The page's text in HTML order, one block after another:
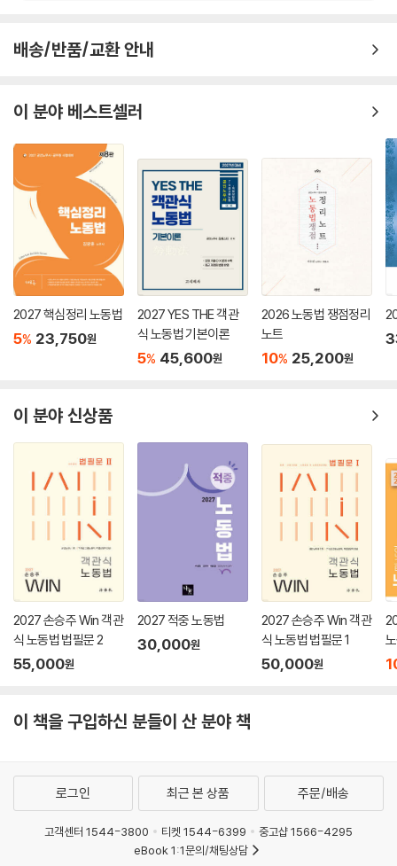
서 70% 이상은 정답을 맞출 수 있습니다.
작업에 최선을 다해주신 우리팀 연구실장 김유정 노무사님께 이 자리를 빌
어 감사의 인사를 드립니다. 특히 본 교재명의 모티브가 된 사랑하는 아들
‘도하’를 비롯하여 소중하고 든든한 가족들에게는 항상 감사한 마음을 가
지고 살고 있습니다. 마지막으로, ‘물가에 이르다’라는 의미의 ‘도하(到
河)’ 노동법으로 학습하는 모든 수험생들이 합격의 길에 이를 수 있기를 간
절히 소망합니다.
2025년 1월
편저자 공인노무사
김기범 드림
배송/반품/교환 안내
이 분야 베스트셀러
2027 핵심정리 노동법
5% 23,750원
2027 YES THE 객관
식 노동법 기본이론
5% 45,600원
2026 노동법 쟁점정리
노트
10% 25,200원
이 분야 신상품
2027 손승주 Win 객관
식 노동법 법필문 2
55,000원
2027 적중 노동법
30,000원
2027 손승주 Win 객관
식 노동법 법필문 1
50,000원
이 책을 구입하신 분들이 산 분야 책
로그인 최근 본 상품 주문/배송
고객센터 1544-3800 티켓 1544-6399
중고샵 1566-4295
eBook 1:1문의/채팅상담